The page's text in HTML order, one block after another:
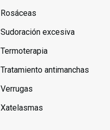
Rosáceas
Sudoración excesiva
Termoterapia
Tratamiento antimanchas
Verrugas
Xatelasmas